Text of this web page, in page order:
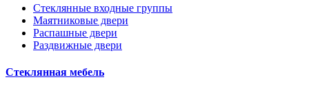
Стеклянные входные группы
Маятниковые двери
Распашные двери
Раздвижные двери
Стеклянная мебель